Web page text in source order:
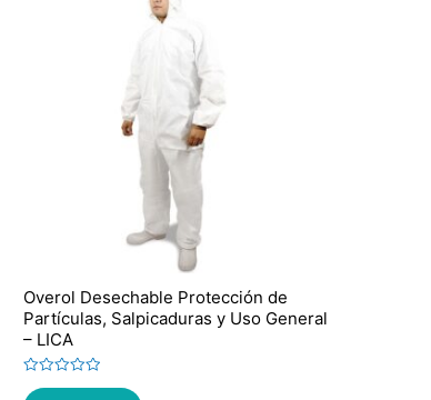
Overol Desechable Protección de
Partículas, Salpicaduras y Uso General
– LICA
Valorado